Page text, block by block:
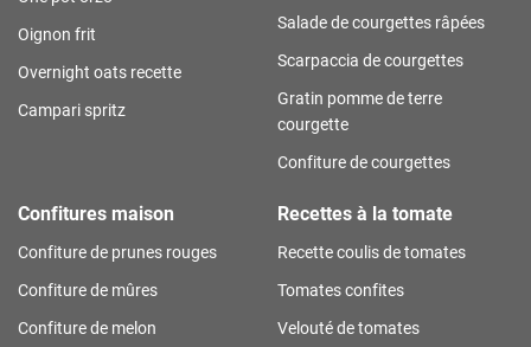
Oignon frit
Overnight oats recette
Campari spritz
Salade de courgettes râpées
Scarpaccia de courgettes
Gratin pomme de terre
courgette
Confiture de courgettes
Confitures maison
Confiture de prunes rouges
Confiture de mûres
Confiture de melon
Recettes à la tomate
Recette coulis de tomates
Tomates confites
Velouté de tomates